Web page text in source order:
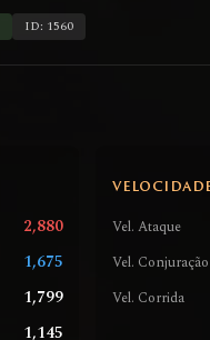
ID: 1560
2,880
1,675
1,799
1,145
Vel. Ataque
Vel. Conjuração
Vel. Corrida